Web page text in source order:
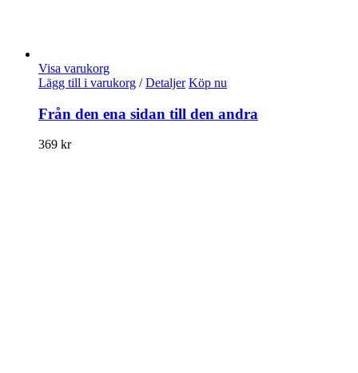
Visa varukorg
Lägg till i varukorg / Detaljer Köp nu
Från den ena sidan till den andra
369 kr